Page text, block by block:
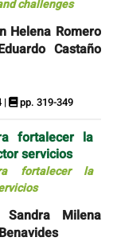
challenges
Helena Romero
Castaño
| pp. 319-349
fortalecer la
servicios
fortalecer la
Milena